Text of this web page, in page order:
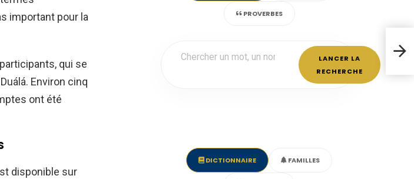
important pour la
qui se
Environ cinq
ont été
disponible sur
PROVERBES
LANCER LA
RECHERCHE
DICTIONNAIRE FAMILLES